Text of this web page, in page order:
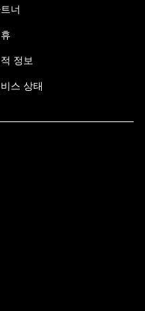
너
정보
스 상태